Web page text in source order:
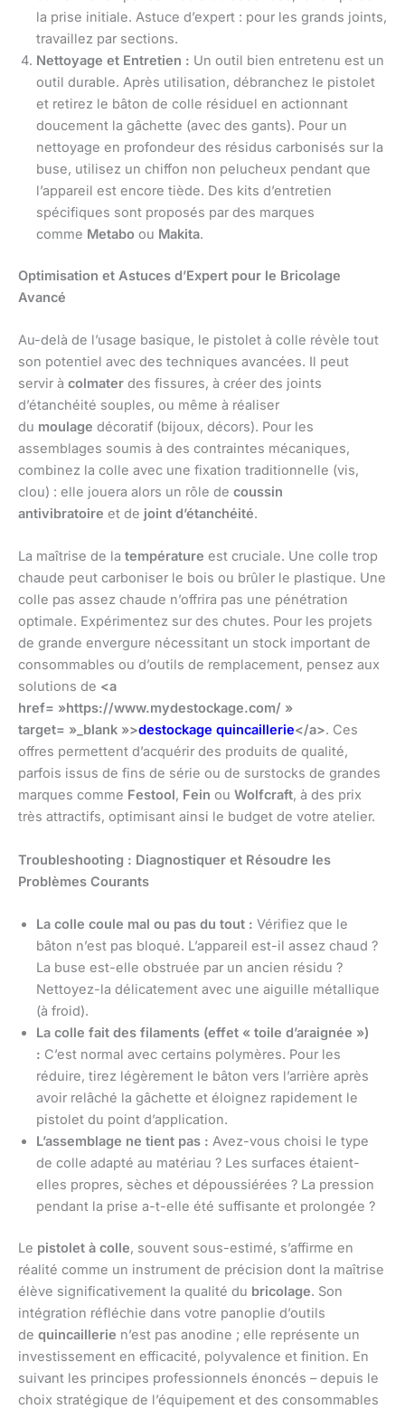
la prise initiale. Astuce d’expert : pour les grands joints,
travaillez par sections.
Nettoyage et Entretien : Un outil bien entretenu est un
outil durable. Après utilisation, débranchez le pistolet
et retirez le bâton de colle résiduel en actionnant
doucement la gâchette (avec des gants). Pour un
nettoyage en profondeur des résidus carbonisés sur la
buse, utilisez un chiffon non pelucheux pendant que
l’appareil est encore tiède. Des kits d’entretien
spécifiques sont proposés par des marques
comme Metabo ou Makita.
Optimisation et Astuces d’Expert pour le Bricolage
Avancé
Au-delà de l’usage basique, le pistolet à colle révèle tout
son potentiel avec des techniques avancées. Il peut
servir à colmater des fissures, à créer des joints
d’étanchéité souples, ou même à réaliser
du moulage décoratif (bijoux, décors). Pour les
assemblages soumis à des contraintes mécaniques,
combinez la colle avec une fixation traditionnelle (vis,
clou) : elle jouera alors un rôle de coussin
antivibratoire et de joint d’étanchéité.
La maîtrise de la température est cruciale. Une colle trop
chaude peut carboniser le bois ou brûler le plastique. Une
colle pas assez chaude n’offrira pas une pénétration
optimale. Expérimentez sur des chutes. Pour les projets
de grande envergure nécessitant un stock important de
consommables ou d’outils de remplacement, pensez aux
solutions de <a
href= »https://www.mydestockage.com/ »
target= »_blank »>destockage quincaillerie</a>. Ces
offres permettent d’acquérir des produits de qualité,
parfois issus de fins de série ou de surstocks de grandes
marques comme Festool, Fein ou Wolfcraft, à des prix
très attractifs, optimisant ainsi le budget de votre atelier.
Troubleshooting : Diagnostiquer et Résoudre les
Problèmes Courants
La colle coule mal ou pas du tout : Vérifiez que le
bâton n’est pas bloqué. L’appareil est-il assez chaud ?
La buse est-elle obstruée par un ancien résidu ?
Nettoyez-la délicatement avec une aiguille métallique
(à froid).
La colle fait des filaments (effet « toile d’araignée »)
: C’est normal avec certains polymères. Pour les
réduire, tirez légèrement le bâton vers l’arrière après
avoir relâché la gâchette et éloignez rapidement le
pistolet du point d’application.
L’assemblage ne tient pas : Avez-vous choisi le type
de colle adapté au matériau ? Les surfaces étaient-
elles propres, sèches et dépoussiérées ? La pression
pendant la prise a-t-elle été suffisante et prolongée ?
Le pistolet à colle, souvent sous-estimé, s’affirme en
réalité comme un instrument de précision dont la maîtrise
élève significativement la qualité du bricolage. Son
intégration réfléchie dans votre panoplie d’outils
de quincaillerie n’est pas anodine ; elle représente un
investissement en efficacité, polyvalence et finition. En
suivant les principes professionnels énoncés – depuis le
choix stratégique de l’équipement et des consommables